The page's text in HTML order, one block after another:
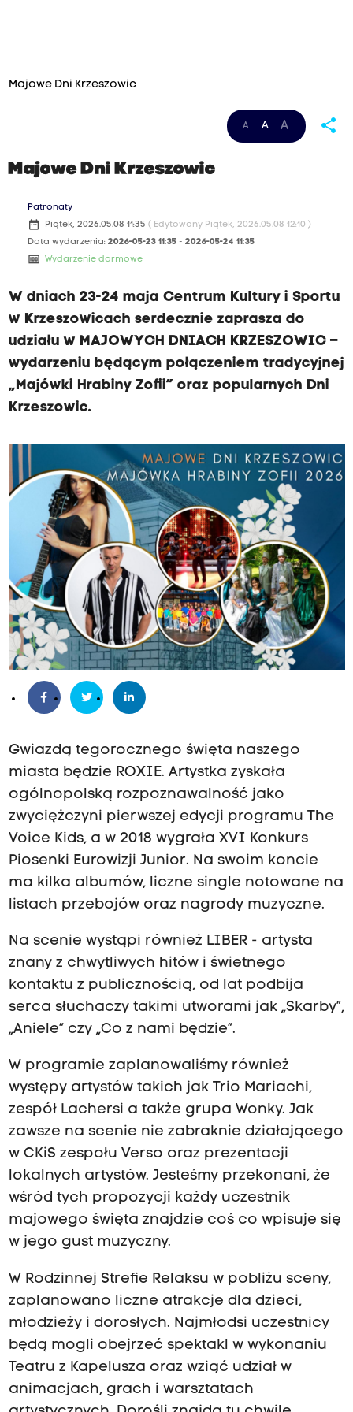
Majowe Dni Krzeszowic
A A A share
Majowe Dni Krzeszowic
Patronaty
date_range Piątek, 2026.05.08 11:35 ( Edytowany Piątek, 2026.05.08 12:10 )
Data wydarzenia: 2026-05-23 11:35- 2026-05-24 11:35
money Wydarzenie darmowe
W dniach 23-24 maja Centrum Kultury i Sportu
w Krzeszowicach serdecznie zaprasza do
udziału w MAJOWYCH DNIACH KRZESZOWIC –
wydarzeniu będącym połączeniem tradycyjnej
„Majówki Hrabiny Zofii” oraz popularnych Dni
Krzeszowic.
Gwiazdą tegorocznego święta naszego
miasta będzie ROXIE. Artystka zyskała
ogólnopolską rozpoznawalność jako
zwyciężczyni pierwszej edycji programu The
Voice Kids, a w 2018 wygrała XVI Konkurs
Piosenki Eurowizji Junior. Na swoim koncie
ma kilka albumów, liczne single notowane na
listach przebojów oraz nagrody muzyczne.
Na scenie wystąpi również LIBER - artysta
znany z chwytliwych hitów i świetnego
kontaktu z publicznością, od lat podbija
serca słuchaczy takimi utworami jak „Skarby”,
„Aniele” czy „Co z nami będzie”.
W programie zaplanowaliśmy również
występy artystów takich jak Trio Mariachi,
zespół Lachersi a także grupa Wonky. Jak
zawsze na scenie nie zabraknie działającego
w CKiS zespołu Verso oraz prezentacji
lokalnych artystów. Jesteśmy przekonani, że
wśród tych propozycji każdy uczestnik
majowego święta znajdzie coś co wpisuje się
w jego gust muzyczny.
W Rodzinnej Strefie Relaksu w pobliżu sceny,
zaplanowano liczne atrakcje dla dzieci,
młodzieży i dorosłych. Najmłodsi uczestnicy
będą mogli obejrzeć spektakl w wykonaniu
Teatru z Kapelusza oraz wziąć udział w
animacjach, grach i warsztatach